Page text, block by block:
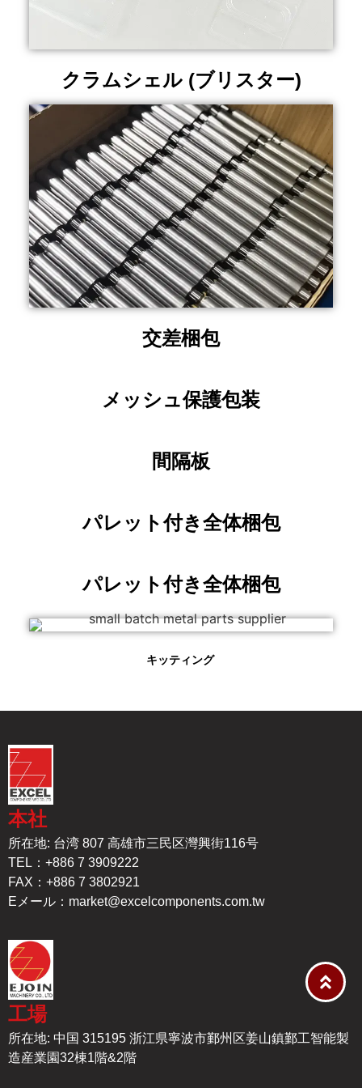
クラムシェル (ブリスター)
交差梱包
メッシュ保護包装
間隔板
パレット付き全体梱包
パレット付き全体梱包
キッティング
本社
所在地: 台湾 807 高雄市三民区灣興街116号
TEL：+886 7 3909222
FAX：+886 7 3802921
Eメール： market@excelcomponents.com.tw
工場
所在地: 中国 315195 浙江県寧波市鄞州区姜山鎮鄞工智能製
造産業園32棟1階&2階